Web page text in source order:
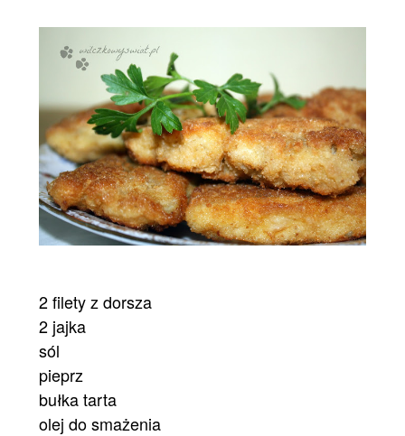
2 filety z dorsza
2 jajka
sól
pieprz
bułka tarta
olej do smażenia